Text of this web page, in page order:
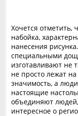
Хочется отметить,
набойка,
нанесения
специальными
изготавливают не
не просто лежат
значимость, а
настоящие
объединяют людей,
интересное о